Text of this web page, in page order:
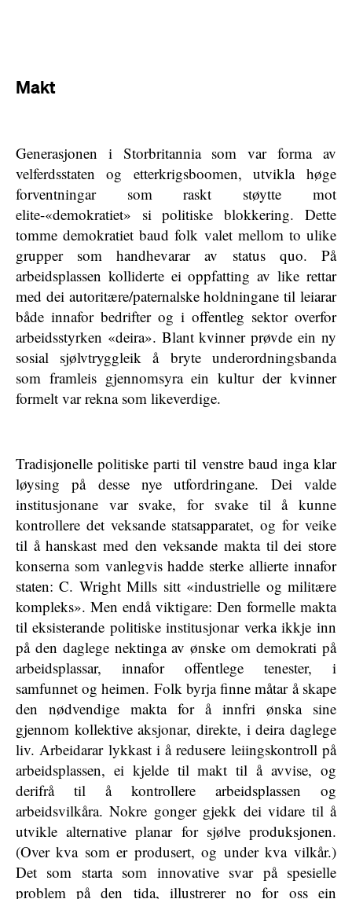
Makt
Generasjonen i Storbritannia som var forma av
velferdsstaten og etterkrigsboomen, utvikla høge
forventningar som raskt støytte mot
elite-«demokratiet» si politiske blokkering. Dette
tomme demokratiet baud folk valet mellom to ulike
grupper som handhevarar av status quo. På
arbeidsplassen kolliderte ei oppfatting av like rettar
med dei autoritære/paternalske holdningane til leiarar
både innafor bedrifter og i offentleg sektor overfor
arbeidsstyrken «deira». Blant kvinner prøvde ein ny
sosial sjølvtryggleik å bryte underordningsbanda
som framleis gjennomsyra ein kultur der kvinner
formelt var rekna som likeverdige.
Tradisjonelle politiske parti til venstre baud inga klar
løysing på desse nye utfordringane. Dei valde
institusjonane var svake, for svake til å kunne
kontrollere det veksande statsapparatet, og for veike
til å hanskast med den veksande makta til dei store
konserna som vanlegvis hadde sterke allierte innafor
staten: C. Wright Mills sitt «industrielle og militære
kompleks». Men endå viktigare: Den formelle makta
til eksisterande politiske institusjonar verka ikkje inn
på den daglege nektinga av ønske om demokrati på
arbeidsplassar, innafor offentlege tenester, i
samfunnet og heimen. Folk byrja finne måtar å skape
den nødvendige makta for å innfri ønska sine
gjennom kollektive aksjonar, direkte, i deira daglege
liv. Arbeidarar lykkast i å redusere leiingskontroll på
arbeidsplassen, ei kjelde til makt til å avvise, og
derifrå til å kontrollere arbeidsplassen og
arbeidsvilkåra. Nokre gonger gjekk dei vidare til å
utvikle alternative planar for sjølve produksjonen.
(Over kva som er produsert, og under kva vilkår.)
Det som starta som innovative svar på spesielle
problem på den tida, illustrerer no for oss ein